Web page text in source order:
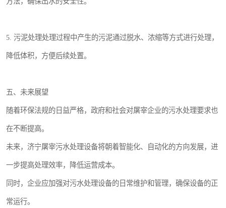
5. 污泥处理处理过程中产生的污泥通过脱水、浓缩等方式进行处理，
降低体积，方便后续处置。
五、未来展望
随着环保法规的日益严格，政府和社会对屠宰企业的污水处理要求也
在不断提高。
未来，济宁屠宰污水处理设备将朝着智能化、自动化的方向发展，进
一步提高处理效率，降低运营成本。
同时，企业应加强对污水处理设备的日常维护和管理，确保设备的正
常运行。